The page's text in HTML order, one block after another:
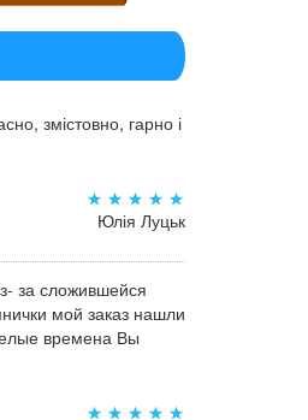
змістовно, гарно і
Юлія Луцьк
за сложившейся
мой заказ нашли
времена Вы